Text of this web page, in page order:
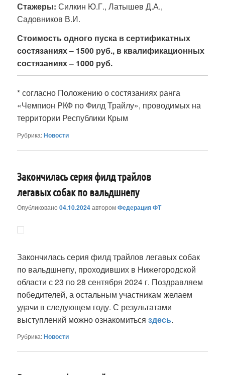
Стажеры: Силкин Ю.Г., Латышев Д.А.,
Садовников В.И.
Стоимость одного пуска в сертификатных
состязаниях – 1500 руб., в квалификационных
состязаниях – 1000 руб.
* согласно Положению о состязаниях ранга
«Чемпион РКФ по Филд Трайлу», проводимых на
территории Республики Крым
Рубрика:Новости
Закончилась серия филд трайлов
легавых собак по вальдшнепу
Опубликовано04.10.2024авторомФедерация ФТ
Закончилась серия филд трайлов легавых собак
по вальдшнепу, проходивших в Нижегородской
области с 23 по 28 сентября 2024 г. Поздравляем
победителей, а остальным участникам желаем
удачи в следующем году. С результатами
выступлений можно ознакомитьсяздесь.
Рубрика:Новости